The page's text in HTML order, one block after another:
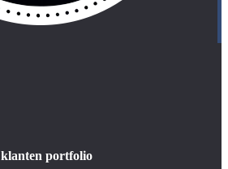
klanten portfolio